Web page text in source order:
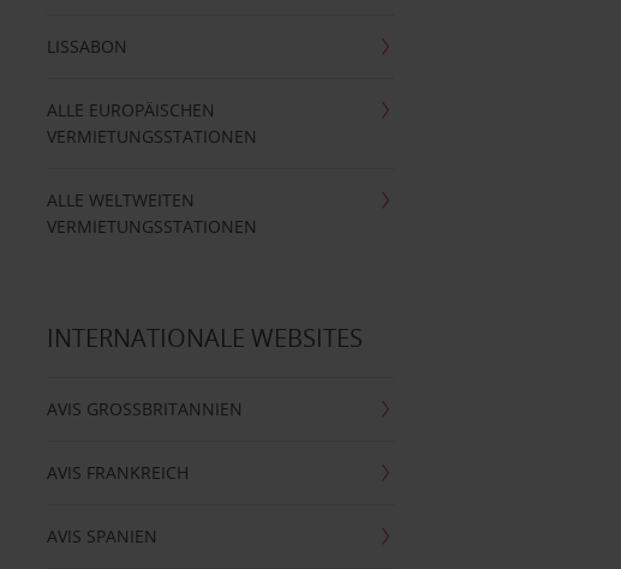
LISSABON
ALLE EUROPÄISCHEN
VERMIETUNGSSTATIONEN
ALLE WELTWEITEN
VERMIETUNGSSTATIONEN
INTERNATIONALE WEBSITES
AVIS GROSSBRITANNIEN
AVIS FRANKREICH
AVIS SPANIEN